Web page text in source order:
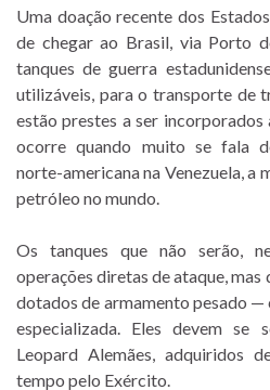
Uma doação recente dos
de chegar ao Brasil, via Porto
tanques de guerra
utilizáveis, para o transporte de
estão prestes a ser
ocorre quando muito se fala
norte-americana na Venezuela, a
petróleo no mundo.
Os tanques que não serão,
operações diretas de ataque, mas
dotados de armamento pesado —
especializada. Eles devem se
Leopard Alemães, adquiridos
tempo pelo Exército.